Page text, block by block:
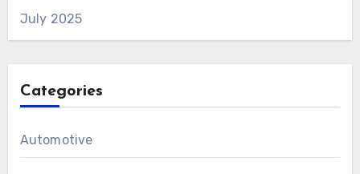
July 2025
Categories
Automotive